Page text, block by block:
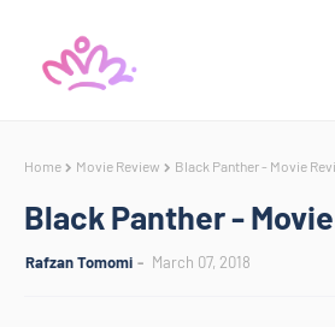
Home Movie Review Black Panther - Movie
Black Panther -
Rafzan Tomomi March 07, 2018